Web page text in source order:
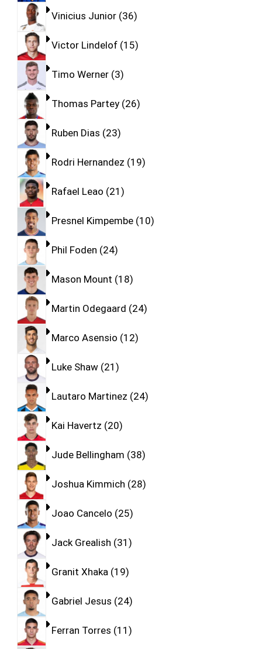
Vinicius Junior 36
Victor Lindelof 15
Timo Werner 3
Thomas Partey 26
Ruben Dias 23
Rodri Hernandez 19
Rafael Leao 21
Presnel Kimpembe 10
Phil Foden 24
Mason Mount 18
Martin Odegaard 24
Marco Asensio 12
Luke Shaw 21
Lautaro Martinez 24
Kai Havertz 20
Jude Bellingham 38
Joshua Kimmich 28
Joao Cancelo 25
Jack Grealish 31
Granit Xhaka 19
Gabriel Jesus 24
Ferran Torres 11